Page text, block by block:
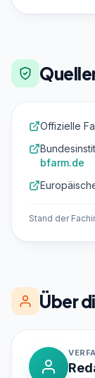
Offizielle
bfarm.de
Stand der
Über